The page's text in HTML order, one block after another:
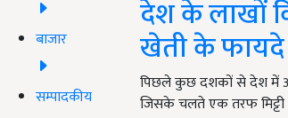
बाजार
सम्पादकीय
देश के लाखों
खेती के फायदे
पिछले कुछ दशकों से देश में
जिसके चलते एक तरफ